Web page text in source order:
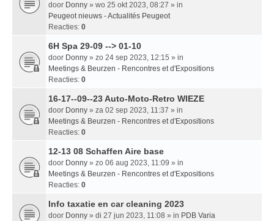
door Donny » wo 25 okt 2023, 08:27 » in
Peugeot nieuws - Actualités Peugeot
Reacties: 0
6H Spa 29-09 --> 01-10
door Donny » zo 24 sep 2023, 12:15 » in
Meetings & Beurzen - Rencontres et d'Expositions
Reacties: 0
16-17--09--23 Auto-Moto-Retro WIEZE
door Donny » za 02 sep 2023, 11:37 » in
Meetings & Beurzen - Rencontres et d'Expositions
Reacties: 0
12-13 08 Schaffen Aire base
door Donny » zo 06 aug 2023, 11:09 » in
Meetings & Beurzen - Rencontres et d'Expositions
Reacties: 0
Info taxatie en car cleaning 2023
door Donny » di 27 jun 2023, 11:08 » in PDB Varia